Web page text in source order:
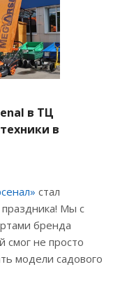
в ТЦ
в
стал
Мы с
бренда
не просто
модели садового